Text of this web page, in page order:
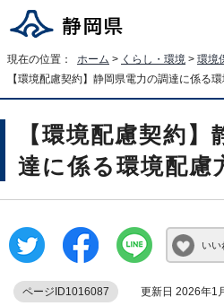
現在の位置： ホーム > くらし・環境 > 環境
【環境配慮契約】静岡県電力の調達に係る
【環境配慮契約】
達に係る環境配慮
いい
ページID1016087 更新日 2026年1